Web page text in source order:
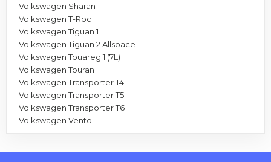
Volkswagen Sharan
Volkswagen T-Roc
Volkswagen Tiguan 1
Volkswagen Tiguan 2 Allspace
Volkswagen Touareg 1 (7L)
Volkswagen Touran
Volkswagen Transporter T4
Volkswagen Transporter T5
Volkswagen Transporter T6
Volkswagen Vento